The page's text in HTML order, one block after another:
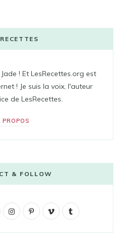
! Et LesRecettes.org est
! Je suis la voix, l'auteur
de LesRecettes.
PROPOS
& FOLLOW
I
P
V